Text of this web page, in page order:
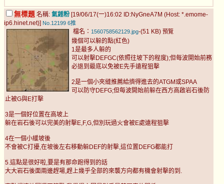
無標題 名稱: 氣錘粉 [19/06/17(一)16:02 ID:NyGneA7M (Host: *.emome-
ip6.hinet.net)] No.12199 6推
檔名： 1560758562129.jpg-(51 KB) 預覽
幾個可以躲的點(紅色)
1是最多人躲的
可以射擊DEFGC(依照往坡下的程度);但每波開始前務
必退到最底以免被E先手遠程狙擊
2是一個小夾縫推薦給擠得進去的ATGM或SPAA
可以防守DEFG;但每波開始前躲在西方高啟岩石後防
止被G與E打擊
3是一個好位置在高坡上
躲在岩石後可以完美的射擊E,F,G,但別玩過火會被E處遠程狙擊
4在一個小緩坡後
不會被C打擾,在坡後左右移動躲DEF的射擊,這位置DEFG都能打
5.這點是很好啦,要是有那命跑得到的話
大大岩石後面兩邊趕場,趕上幾乎全部的來襲方向都有機會射擊的到.